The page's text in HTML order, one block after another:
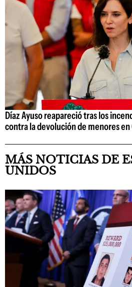
Díaz Ayuso reapareció tras los
contra la devolución de menores en
MÁS NOTICIAS DE
UNIDOS